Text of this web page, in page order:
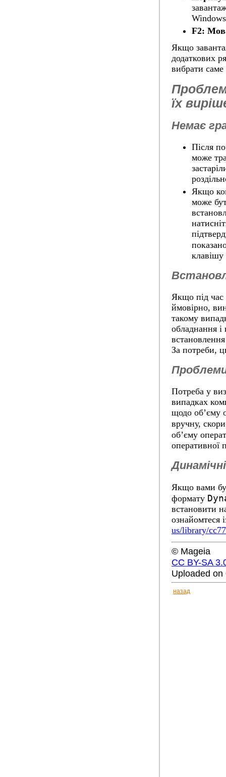
F2:
Якщо
додаткових
вибрати саме
їх
Немає
Після
може
Якщо
може
клавішу
Якщо під час
ймовірно,
такому
обладнання
За потреби,
Потреба у
випадках
щодо об’єму
вручну,
об’єму
оперативної
Якщо вами
формату
встановити
ознайомтеся
us/library/
© Mageia
CC BY-SA
Uploaded
назад